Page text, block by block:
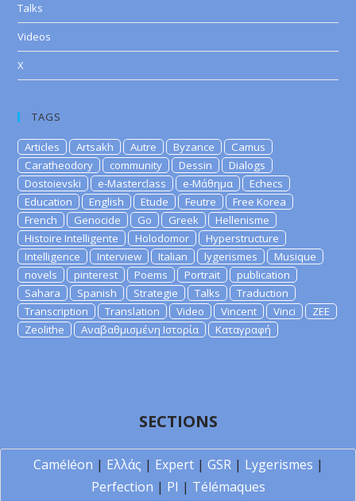
Talks
Videos
X
TAGS
Articles Artsakh Autre Byzance
Camus
Caratheodory
community Dessin
Dialogs
Dostoievski
e-Masterclass e-Μάθημα
Echecs
Education
English Etude Feutre
Free Korea
French
Genocide Go Greek
Hellenisme
Histoire Intelligente
Holodomor
Hyperstructure
Intelligence
Interview Italian lygerismes
Musique
novels
pinterest Poems Portrait
publication
Sahara
Spanish Strategie Talks
Traduction
Transcription
Translation Video Vincent Vinci
ZEE
Zeolithe
Αναβαθμισμένη Ιστορία Καταγραφή
SECTIONS
Caméléon | Ελλάς | Expert| GSR| Lygerismes |
Perfection | PI | Télémaques